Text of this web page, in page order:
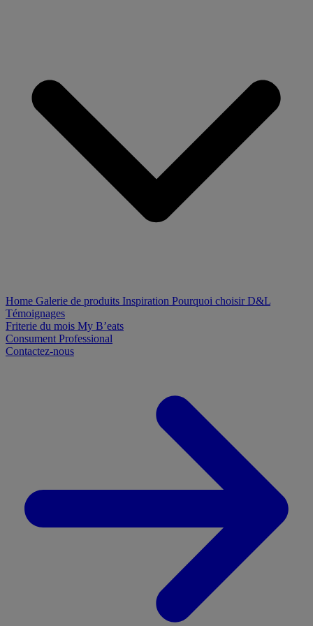
Home Galerie de produits Inspiration Pourquoi choisir D&L
Témoignages
Friterie du mois My B’eats
Consument Professional
Contactez-nous